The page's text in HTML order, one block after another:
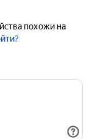
похожи на